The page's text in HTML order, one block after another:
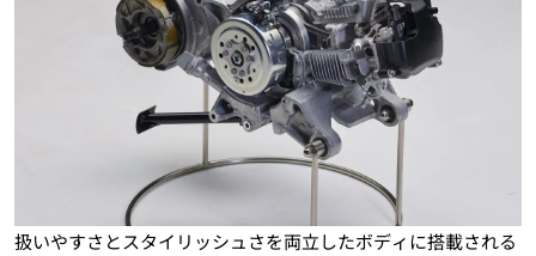
扱いやすさとスタイリッシュさを両立したボディに搭載される